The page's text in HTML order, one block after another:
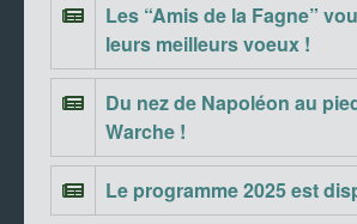
Les “Amis de la Fagne”
leurs meilleurs voeux !
Du nez de Napoléon au
Warche !
Le programme 2025 est